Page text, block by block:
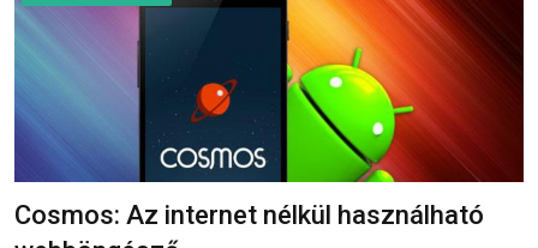
Cosmos: Az internet nélkül használható